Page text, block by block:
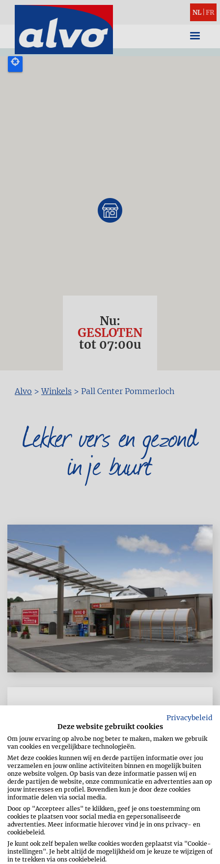
NL FR
Nu:
GESLOTEN
tot 07:00u
Kruimelpad
Alvo >Winkels > Pall Center Pommerloch
Lekker vers en gezond
in je buurt
Duerfstrooss 2
9638 Pommerl0ch
Luxemburg
Telefoon
00352/95 93 07
E-mailadres
info@pallcenter.lu
http://www.pallcenter.lu
Privacybeleid
Deze website gebruikt cookies
Om jouw ervaring op alvo.be nog beter te maken, maken we gebruik
van cookies en vergelijkbare technologieën.
Met deze cookies kunnen wij en derde partijen informatie over jou
verzamelen en jouw online activiteiten binnen en mogelijk buiten
onze website volgen. Op basis van deze informatie passen wij en
derde partijen de website, onze communicatie en advertenties aan op
jouw interesses en profiel. Bovendien kun je door deze cookies
informatie delen via social media.
Door op "Accepteer alles" te klikken, geef je ons toestemming om
cookies te plaatsen voor social media en gepersonaliseerde
advertenties. Meer informatie hierover vind je in ons privacy- en
cookiebeleid.
Je kunt ook zelf bepalen welke cookies worden geplaatst via "Cookie-
instellingen". Je hebt altijd de mogelijkheid om je keuze te wijzigen of
in te trekken via ons cookiebeleid.